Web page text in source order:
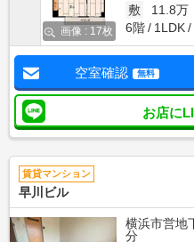
画像 : 17枚
敷
11.8万
6階
1LDK
空室確認 無料
お店に
賃貸マンション
早川ビル
横浜市営地
分